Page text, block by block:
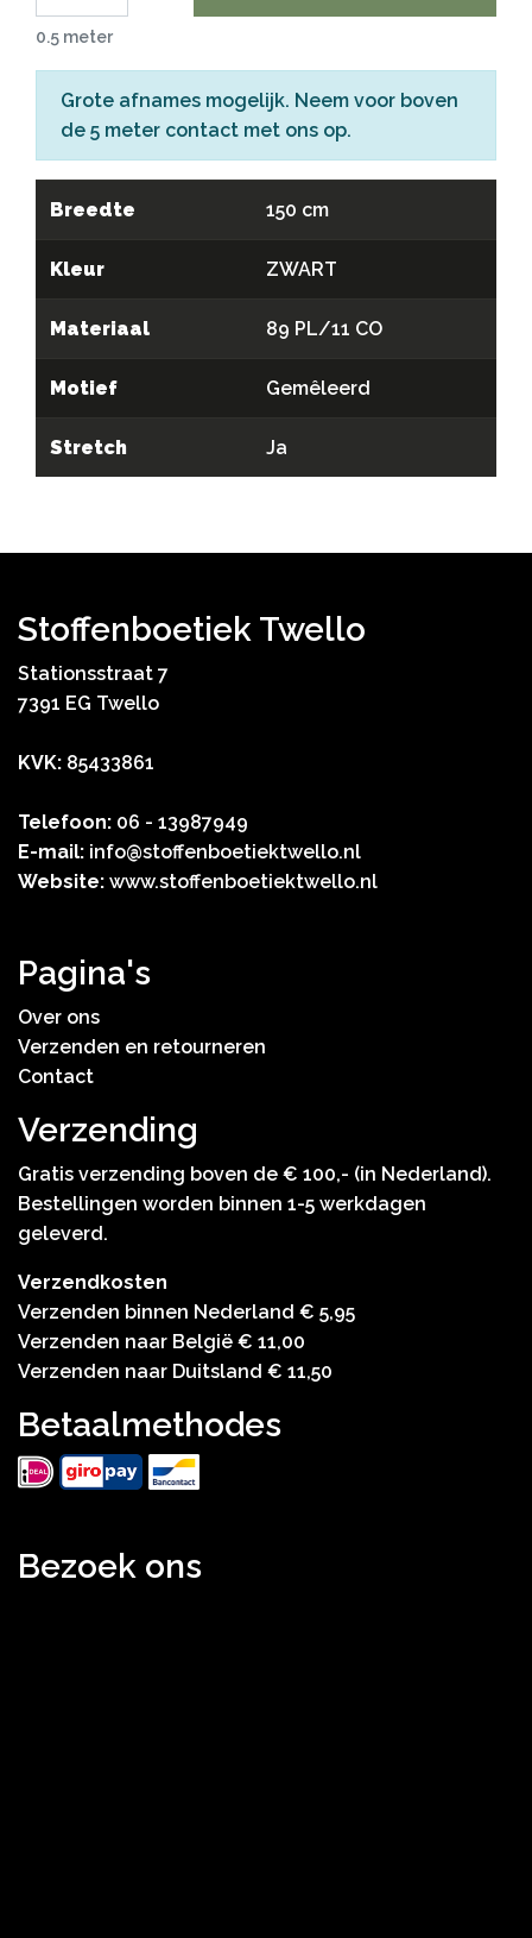
0.5 meter
Grote afnames mogelijk. Neem voor boven
de 5 meter contact met ons op.
Breedte 150 cm
Kleur ZWART
Materiaal 89 PL/11 CO
Motief Gemêleerd
Stretch Ja
Stoffenboetiek Twello
Stationsstraat 7
7391 EG Twello
KVK: 85433861
Telefoon: 06 - 13987949
E-mail: info@stoffenboetiektwello.nl
Website: www.stoffenboetiektwello.nl
Pagina's
Over ons
Verzenden en retourneren
Contact
Verzending
Gratis verzending boven de € 100,- (in Nederland).
Bestellingen worden binnen 1-5 werkdagen
geleverd.
Verzendkosten
Verzenden binnen Nederland € 5,95
Verzenden naar België € 11,00
Verzenden naar Duitsland € 11,50
Betaalmethodes
Bezoek ons